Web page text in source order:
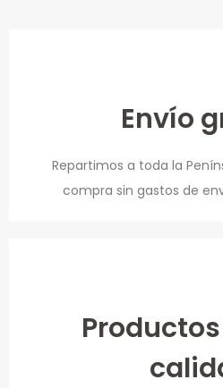
Envío
Repartimos a toda la
compra sin gastos de